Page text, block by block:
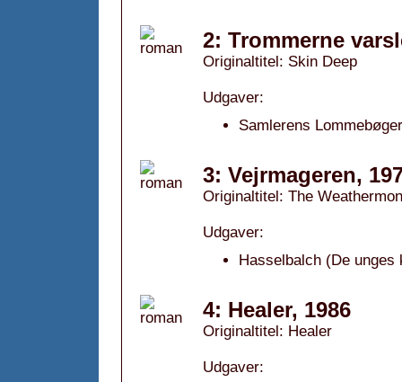
2: Trommerne
Originaltitel: Skin Deep
Udgaver:
Samlerens
3: Vejrmageren,
Originaltitel: The
Udgaver:
Hasselbalch (De
4: Healer, 1986
Originaltitel: Healer
Udgaver: